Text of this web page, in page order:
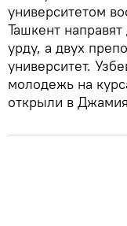
университетом
Ташкент
урду, а двух
университет.
молодежь на
открыли в